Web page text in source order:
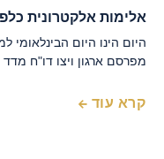
אלימות אלקטרונית
היום הינו היום
מפרסם ארגון ויצו דו"ח
קרא עוד